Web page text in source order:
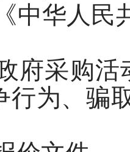
中华人民
府采购
行为、骗